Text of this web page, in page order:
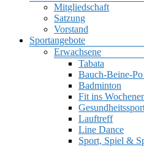
Mitgliedschaft
Satzung
Vorstand
Sportangebote
Erwachsene
Tabata
Bauch-Beine-
Badminton
Fit ins
Lauftreff
Line Dance
Sport, Spiel &